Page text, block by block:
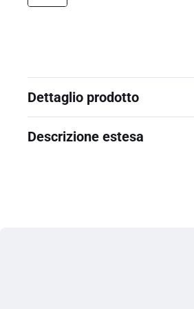
Dettaglio prodotto
Descrizione estesa